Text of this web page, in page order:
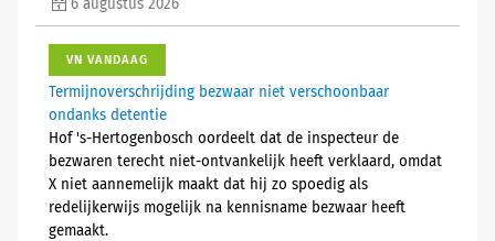
6 augustus 2026
VN VANDAAG
Termijnoverschrijding bezwaar niet verschoonbaar
ondanks detentie
Hof 's-Hertogenbosch oordeelt dat de inspecteur de
bezwaren terecht niet-ontvankelijk heeft verklaard, omdat
X niet aannemelijk maakt dat hij zo spoedig als
redelijkerwijs mogelijk na kennisname bezwaar heeft
gemaakt.